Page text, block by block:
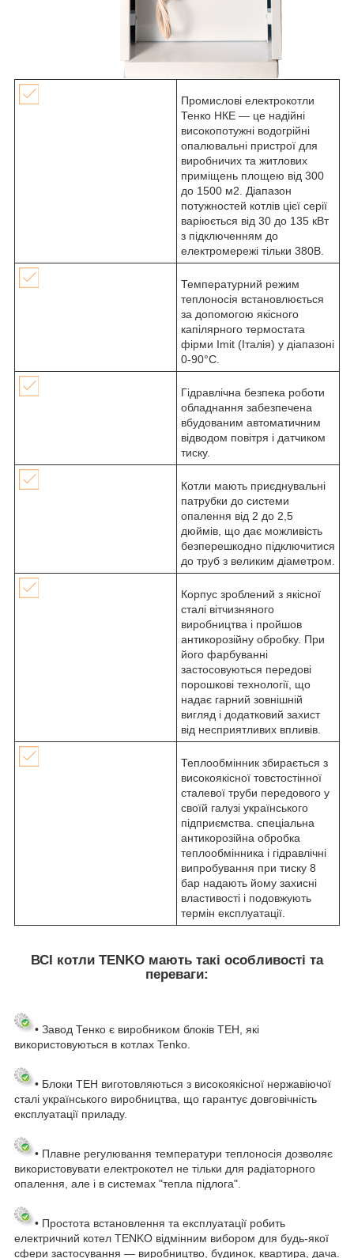
Промислові електрокотли
Тенко НКЕ — це надійні
високопотужні водогрійні
опалювальні пристрої для
виробничих та житлових
приміщень площею від 300
до 1500 м2. Діапазон
потужностей котлів цієї серії
варіюється від 30 до 135 кВт
з підключенням до
електромережі тільки 380В.
Температурний режим
теплоносія встановлюється
за допомогою якісного
капілярного термостата
фірми Imit (Італія) у діапазоні
0-90°С.
Гідравлічна безпека роботи
обладнання забезпечена
вбудованим автоматичним
відводом повітря і датчиком
тиску.
Котли мають приєднувальні
патрубки до системи
опалення від 2 до 2,5
дюймів, що дає можливість
безперешкодно підключитися
до труб з великим діаметром.
Корпус зроблений з якісної
сталі вітчизняного
виробництва і пройшов
антикорозійну обробку. При
його фарбуванні
застосовуються передові
порошкові технології, що
надає гарний зовнішній
вигляд і додатковий захист
від несприятливих впливів.
Теплообмінник збирається з
високоякісної товстостінної
сталевої труби передового у
своїй галузі українського
підприємства. спеціальна
антикорозійна обробка
теплообмінника і гідравлічні
випробування при тиску 8
бар надають йому захисні
властивості і подовжують
термін експлуатації.
ВСІ котли TENKO мають такі особливості та
переваги:
• Завод Тенко є виробником блоків ТЕН, які
використовуються в котлах Tenko.
• Блоки ТЕН виготовляються з високоякісної нержавіючої
сталі українського виробництва, що гарантує довговічність
експлуатації приладу.
• Плавне регулювання температури теплоносія дозволяє
використовувати електрокотел не тільки для радіаторного
опалення, але і в системах "тепла підлога".
• Простота встановлення та експлуатації робить
електричний котел TENKO відмінним вибором для будь-якої
сфери застосування — виробництво, будинок, квартира, дача.